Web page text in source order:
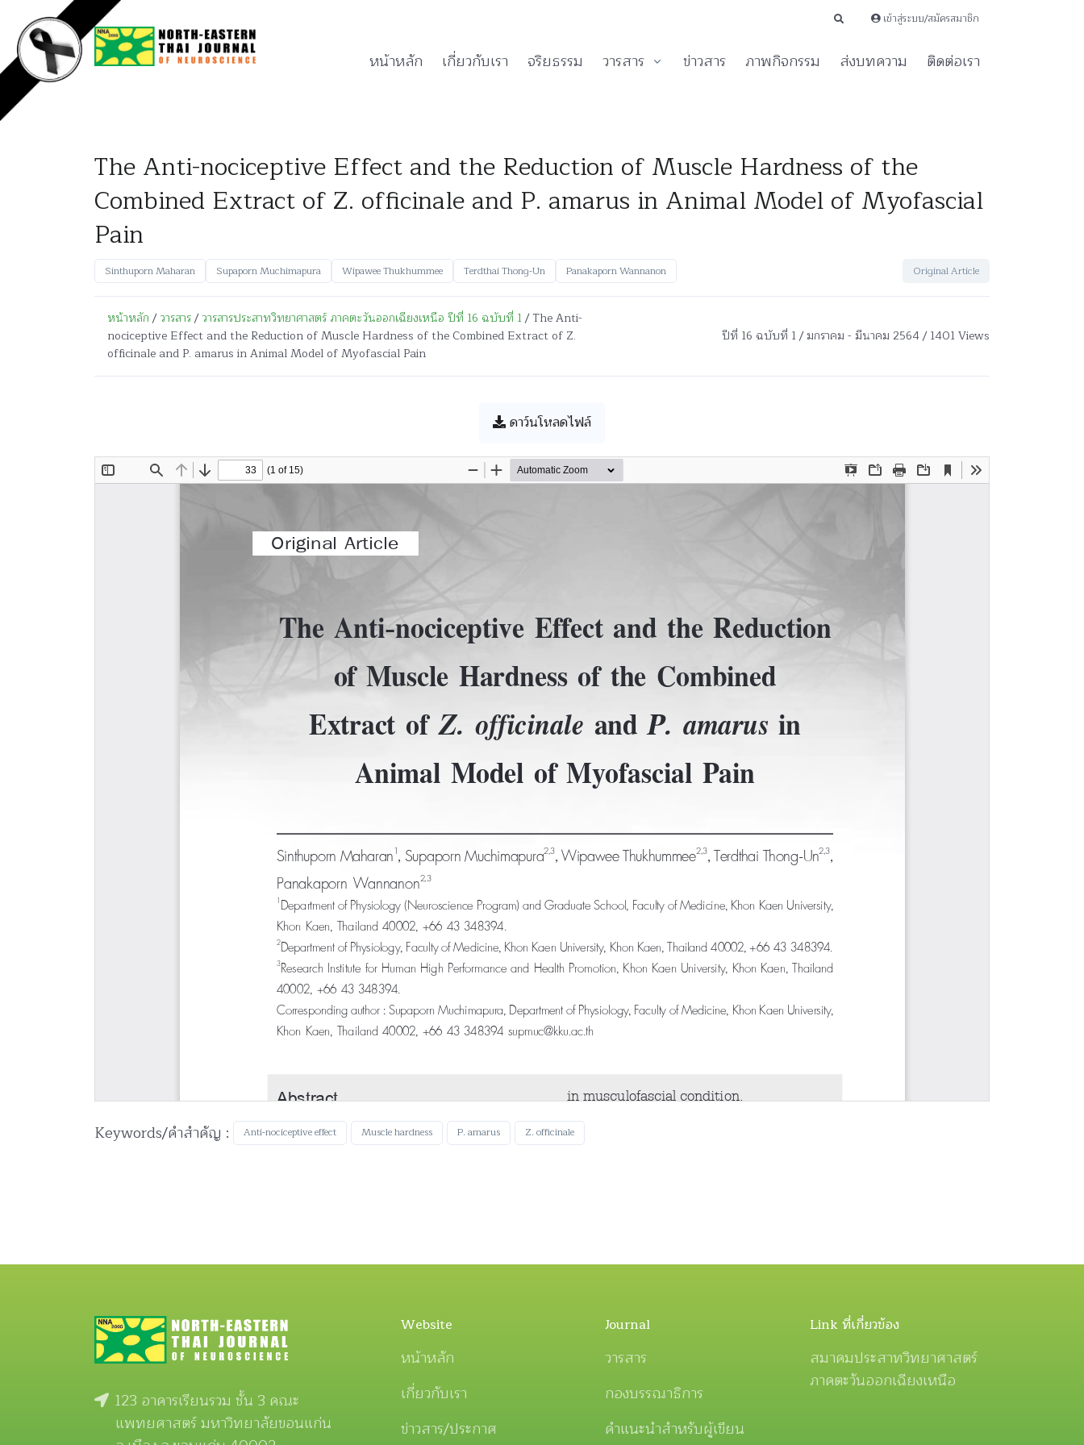
เข้าสู่ระบบ/สมัครสมาชิก
หน้าหลัก เกี่ยวกับเรา จริยธรรม วารสาร ข่าวสาร ภาพกิจกรรม ส่งบทความ ติดต่อเรา
The Anti-nociceptive Effect and the Reduction of Muscle Hardness of the
Combined Extract of Z. officinale and P. amarus in Animal Model of Myofascial
Pain
Sinthuporn Maharan Supaporn Muchimapura Wipawee Thukhummee Terdthai Thong-Un Panakaporn Wannanon Original Article
หน้าหลัก/วารสาร/วารสารประสาทวิทยาศาสตร์ ภาคตะวันออกเฉียงเหนือ ปีที่ 16 ฉบับที่ 1/ The Anti-
nociceptive Effect and the Reduction of Muscle Hardness of the Combined Extract of Z.
officinale and P. amarus in Animal Model of Myofascial Pain
ปีที่ 16 ฉบับที่ 1 / มกราคม - มีนาคม 2564 / 1401 Views
ดาว์นโหลดไฟล์
Keywords/คำสำคัญ : Anti-nociceptive effect Muscle hardness P. amarus Z. officinale
123 อาคารเรียนรวม ชั้น 3 คณะ
แพทยศาสตร์ มหาวิทยาลัยขอนแก่น
Website
หน้าหลัก
เกี่ยวกับเรา
ข่าวสาร/ประกาศ
Journal
วารสาร
กองบรรณาธิการ
คำแนะนำสำหรับผู้เขียน
Link ที่เกี่ยวข้อง
สมาคมประสาทวิทยาศาสตร์
ภาคตะวันออกเฉียงเหนือ